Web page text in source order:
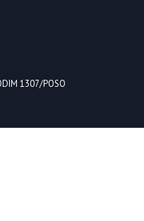
1307/POSO